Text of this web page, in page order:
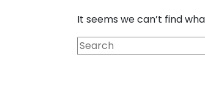
It seems we can’t find